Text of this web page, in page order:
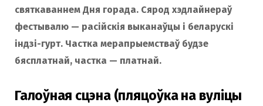
святкаваннем Дня горада. Сярод хэдлайнераў
фестывалю — расійскія выканаўцы і беларускі
індзі-гурт. Частка мерапрыемстваў будзе
бясплатнай, частка — платнай.
Галоўная сцэна (пляцоўка на вуліцы